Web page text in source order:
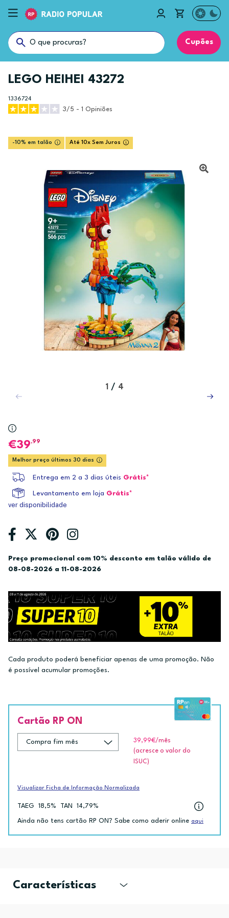
Cupões
LEGO HEIHEI 43272
1336724
3/5 - 1 Opiniões
-10% em talão Até 10x Sem Juros
1 / 4
39,99
Melhor preço últimos 30 dias
Entrega em 2 a 3 dias úteis Grátis*
Levantamento em loja Grátis*
ver disponibilidade
Preço promocional com 10% desconto em talão válido de
08-08-2026 a 11-08-2026
Cada produto poderá beneficiar apenas de uma promoção. Não
é possível acumular promoções.
Cartão RP ON
39,99€/mês
(acresce o valor do
ISUC)
Visualizar Ficha de Informação Normalizada
TAEG 18,5% TAN 14,79%
Ainda não tens cartão RP ON? Sabe como aderir online aqui
Características